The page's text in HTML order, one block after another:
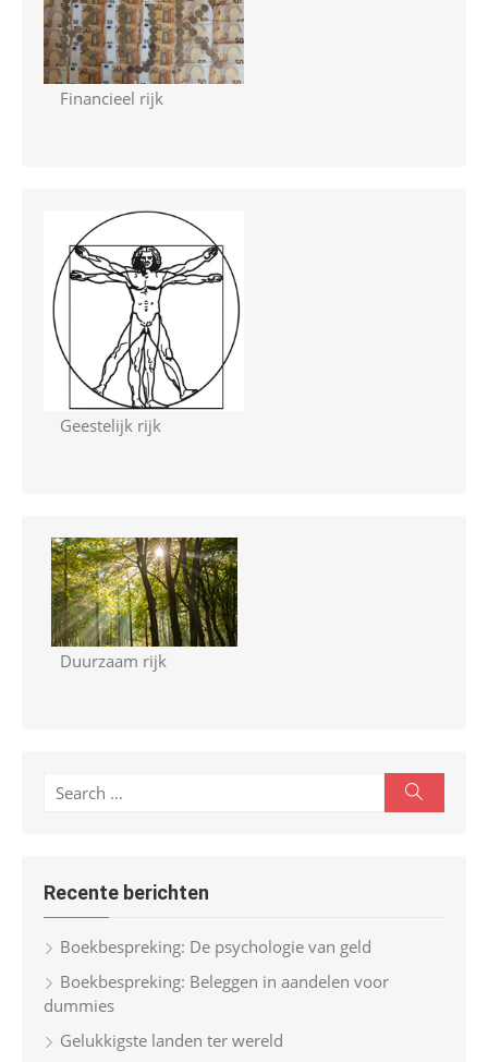
Financieel rijk
Geestelijk rijk
Duurzaam rijk
c
f
o
r
:
e
Recente berichten
Boekbespreking: De psychologie van geld
Boekbespreking: Beleggen in aandelen voor
dummies
Gelukkigste landen ter wereld